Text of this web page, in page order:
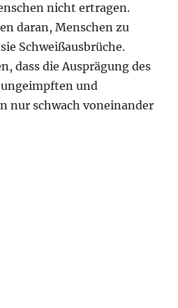
nicht ertragen.
daran, Menschen zu
Schweißausbrüche.
dass die Ausprägung des
und
nur schwach voneinander